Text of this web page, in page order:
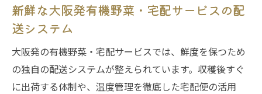
新鮮な大阪発有機野菜・宅配サービスの配
送システム
大阪発の有機野菜・宅配サービスでは、鮮度を保つため
の独自の配送システムが整えられています。収穫後すぐ
に出荷する体制や、温度管理を徹底した宅配便の活用